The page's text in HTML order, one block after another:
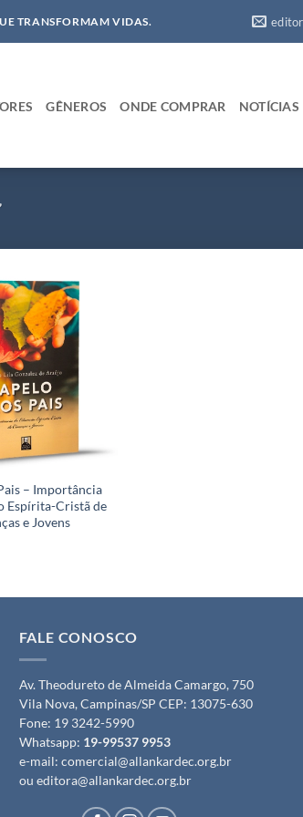
TRANSFORMAM VIDAS.
GÊNEROS ONDE COMPRAR NOTÍCIAS
– Importância
Espírita-Cristã de
e Jovens
FALE CONOSCO
Av. Theodureto de Almeida Camargo, 750
Vila Nova, Campinas/SP CEP: 13075-630
Fone: 19 3242-5990
Whatsapp: 19-99537 9953
e-mail: comercial@allankardec.org.br
ou editora@allankardec.org.br